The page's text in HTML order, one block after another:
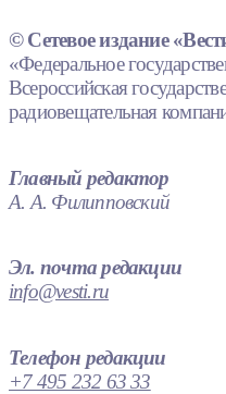
© Сетевое издание
«Федеральное
Всероссийская
радиовещательная
Главный редактор
А. А. Филипповский
Эл. почта редакции
info@vesti.ru
Телефон редакции
+7 495 232 63 33